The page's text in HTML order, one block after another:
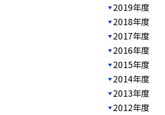
2019年度
2018年度
2017年度
2016年度
2015年度
2014年度
2013年度
2012年度